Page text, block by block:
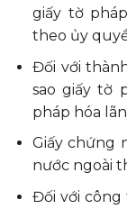
giấy tờ
theo ủy
Đối với
sao giấy tờ
pháp hóa
Giấy chứng
nước ngoài
Đối với công